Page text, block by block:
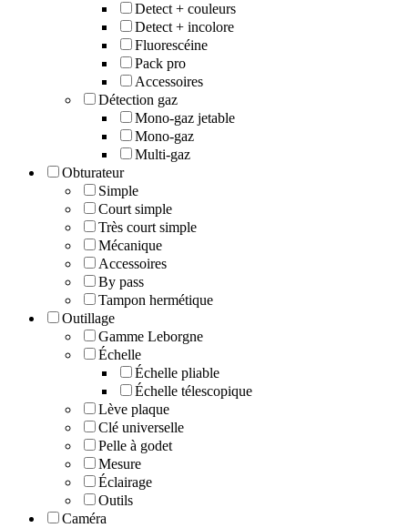
Detect + couleurs
Detect + incolore
Fluorescéine
Pack pro
Accessoires
Détection gaz
Mono-gaz jetable
Mono-gaz
Multi-gaz
Obturateur
Simple
Court simple
Très court simple
Mécanique
Accessoires
By pass
Tampon hermétique
Outillage
Gamme Leborgne
Échelle
Échelle pliable
Échelle télescopique
Lève plaque
Clé universelle
Pelle à godet
Mesure
Éclairage
Outils
Caméra